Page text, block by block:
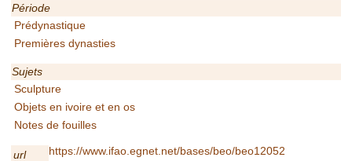
Période
Prédynastique
Premières dynasties
Sujets
Sculpture
Objets en ivoire et en os
Notes de fouilles
url https://www.ifao.egnet.net/bases/beo/beo12052